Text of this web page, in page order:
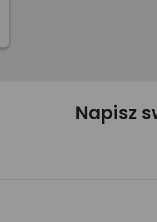
Napisz